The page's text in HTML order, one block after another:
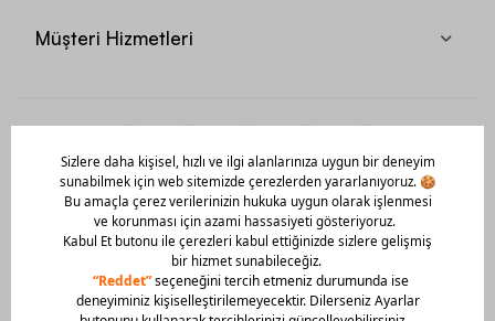
Müşteri Hizmetleri
Mobil Uygulamamızı Hemen İndir!